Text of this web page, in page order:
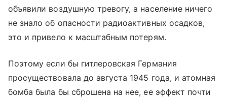
объявили воздушную тревогу, а население ничего
не знало об опасности радиоактивных осадков,
это и привело к масштабным потерям.
Поэтому если бы гитлеровская Германия
просуществовала до августа 1945 года, и атомная
бомба была бы сброшена на нее, ее эффект почти